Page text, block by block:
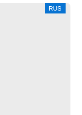
RUS